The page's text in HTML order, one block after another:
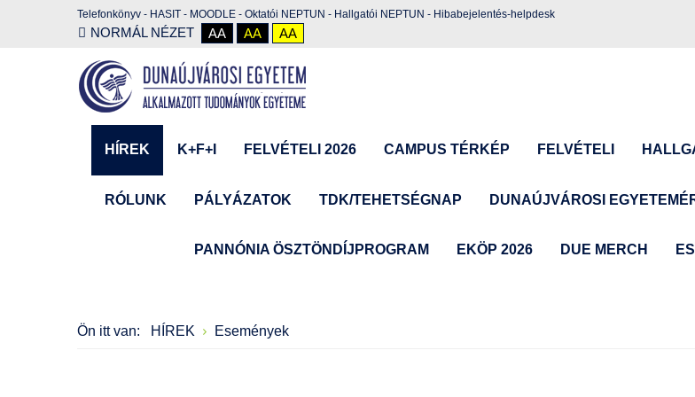
Telefonkönyv - HASIT - MOODLE - Oktatói NEPTUN - Hallgatói NEPTUN - Hibabejelentés-helpdesk
NORMÁL NÉZET AA AA AA
HÍREK K+F+I FELVÉTELI 2026 CAMPUS TÉRKÉP FELVÉTELI
RÓLUNK PÁLYÁZATOK TDK/TEHETSÉGNAP DUNAÚJVÁROSI
PANNÓNIA ÖSZTÖNDÍJPROGRAM EKÖP 2026 DUE MERCH
Ön itt van: HÍREK Események